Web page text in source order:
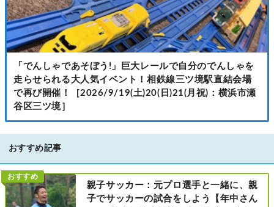
「でんしゃであそぼう!」巨大レールで自分のでんしゃを
走らせられる大人気イベント！相鉄線三ツ境駅直結会場
で再び開催！［2026/9/19(土)20(日)21(月祝)：横浜市瀬
谷区三ツ境］
おすすめ記事
おすすめ
親子サッカー：元プロ選手と一緒に、親
子でサッカーの試合をしよう【年中さん